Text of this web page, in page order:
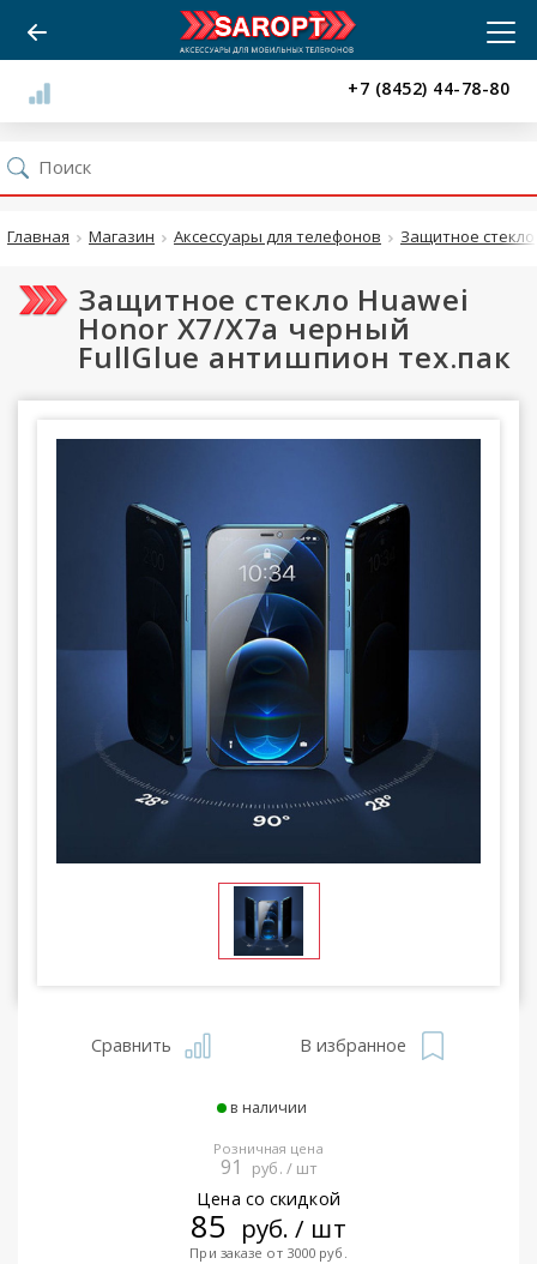
+7 (8452) 44-78-80
Главная Магазин Аксессуары для телефонов Защитное стекло
Защитное стекло Huawei
Honor X7/X7a черный
FullGlue антишпион тех.пак
Сравнить В избранное
в наличии
Розничная цена
91 руб. / шт
Цена со скидкой
85 руб. / шт
При заказе от 3000 руб.